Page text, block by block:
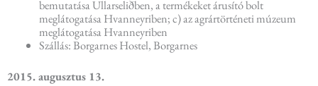
bemutatása Ullarseliðben, a termékeket árusító bolt
meglátogatása Hvanneyriben; c) az agrártörténeti múzeum
meglátogatása Hvanneyriben
Szállás: Borgarnes Hostel, Borgarnes
2015. augusztus 13.